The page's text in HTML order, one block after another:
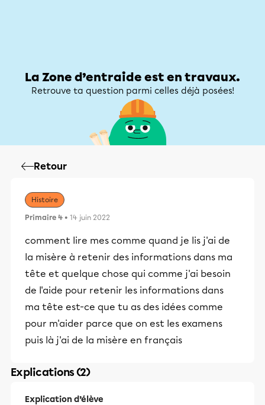
La Zone d’entraide est en travaux.
Retrouve ta question parmi celles déjà posées!
Retour
Histoire
Primaire 4 • 14 juin 2022
comment lire mes comme quand je lis j'ai de
la misère à retenir des informations dans ma
tête et quelque chose qui comme j'ai besoin
de l'aide pour retenir les informations dans
ma tête est-ce que tu as des idées comme
pour m'aider parce que on est les examens
puis là j'ai de la misère en français
Explications (2)
Explication d’élève